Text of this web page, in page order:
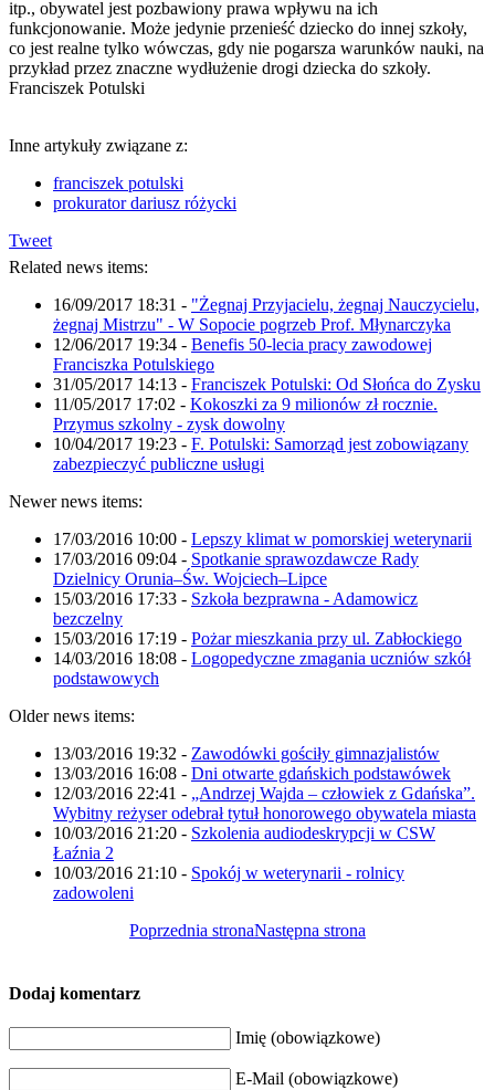
itp., obywatel jest pozbawiony prawa wpływu na ich
funkcjonowanie. Może jedynie przenieść dziecko do innej szkoły,
co jest realne tylko wówczas, gdy nie pogarsza warunków nauki, na
przykład przez znaczne wydłużenie drogi dziecka do szkoły.
Franciszek Potulski
Inne artykuły związane z:
franciszek potulski
prokurator dariusz różycki
Tweet
Related news items:
16/09/2017 18:31 - "Żegnaj Przyjacielu, żegnaj Nauczycielu,
żegnaj Mistrzu" - W Sopocie pogrzeb Prof. Młynarczyka
12/06/2017 19:34 - Benefis 50-lecia pracy zawodowej
Franciszka Potulskiego
31/05/2017 14:13 - Franciszek Potulski: Od Słońca do Zysku
11/05/2017 17:02 - Kokoszki za 9 milionów zł rocznie.
Przymus szkolny - zysk dowolny
10/04/2017 19:23 - F. Potulski: Samorząd jest zobowiązany
zabezpieczyć publiczne usługi
Newer news items:
17/03/2016 10:00 - Lepszy klimat w pomorskiej weterynarii
17/03/2016 09:04 - Spotkanie sprawozdawcze Rady
Dzielnicy Orunia–Św. Wojciech–Lipce
15/03/2016 17:33 - Szkoła bezprawna - Adamowicz
bezczelny
15/03/2016 17:19 - Pożar mieszkania przy ul. Zabłockiego
14/03/2016 18:08 - Logopedyczne zmagania uczniów szkół
podstawowych
Older news items:
13/03/2016 19:32 - Zawodówki gościły gimnazjalistów
13/03/2016 16:08 - Dni otwarte gdańskich podstawówek
12/03/2016 22:41 - „Andrzej Wajda – człowiek z Gdańska”.
Wybitny reżyser odebrał tytuł honorowego obywatela miasta
10/03/2016 21:20 - Szkolenia audiodeskrypcji w CSW
Łaźnia 2
10/03/2016 21:10 - Spokój w weterynarii - rolnicy
zadowoleni
Poprzednia stronaNastępna strona
Dodaj komentarz
Imię (obowiązkowe)
E-Mail (obowiązkowe)